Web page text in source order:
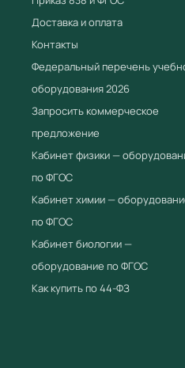
Доставка и оплата
Контакты
Федеральный перечень
оборудования 2026
Запросить коммерческое
предложение
Кабинет физики —
по ФГОС
Кабинет химии —
по ФГОС
Кабинет биологии —
оборудование по ФГОС
Как купить по 44-ФЗ